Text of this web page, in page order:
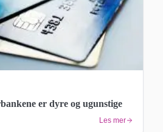
er dyre og ugunstige
Les mer